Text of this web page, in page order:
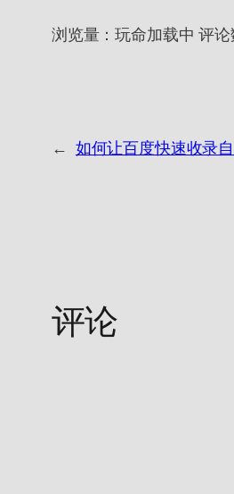
浏览量：玩命加载中 评论
← 如何让百度快速收录
评论